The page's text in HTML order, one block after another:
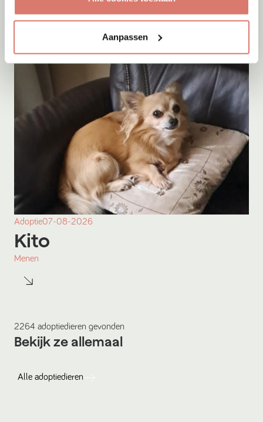
Aanpassen
Spanje
Adoptie07-08-2026
Kito
Menen
2264 adoptiedieren gevonden
Bekijk ze allemaal
Alle adoptiedieren